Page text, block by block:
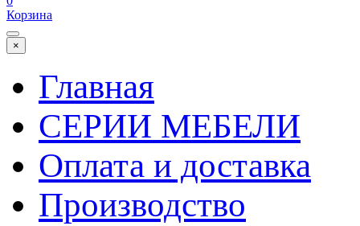
Корзина
×
Главная
СЕРИИ МЕБЕЛИ
Оплата и доставка
Производство